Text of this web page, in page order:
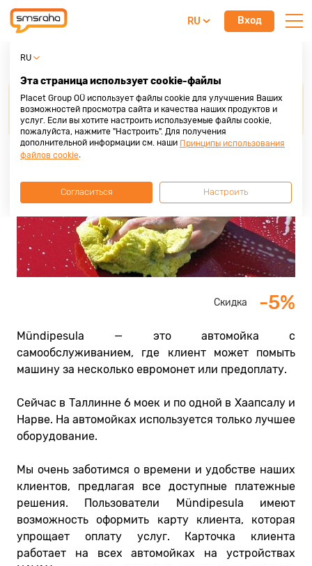
RU Вход
Mündipesula
Для получения скидки от наших партнеров,
просимпредоставить кредитную карту Placet
Groupдо осуществления покупки или услуги.
Скидка -5%
Mündipesula — это автомойка с
самообслуживанием, где клиент может помыть
машину за несколько евромонет или предоплату.
Сейчас в Таллинне 6 моек и по одной в Хаапсалу и
Нарве. На автомойках используется только лучшее
оборудование.
Мы очень заботимся о времени и удобстве наших
клиентов, предлагая все доступные платежные
решения. Пользователи Mündipesula имеют
возможность оформить карту клиента, которая
упрощает оплату услуг. Карточка клиента
работает на всех автомойках на устройствах
RU
Эта страница использует cookie-файлы
Placet Group OÜ использует файлы cookie для улучшения Ваших
возможностей просмотра сайта и качества наших продуктов и
услуг. Если вы хотите настроить используемые файлы cookie,
пожалуйста, нажмите "Настроить". Для получения
дополнительной информации см. наши Принципы использования
файлов cookie
Согласиться Настроить